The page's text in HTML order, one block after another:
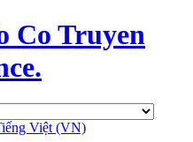
Co Truyen